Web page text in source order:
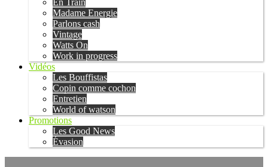
En Train
Madame Energie
Parlons cash
Vintage
Watts On
Work in progress
Vidéos
Les Bouffistas
Copin comme cochon
Entretien
World of watson
Promotions
Les Good News
Évasion